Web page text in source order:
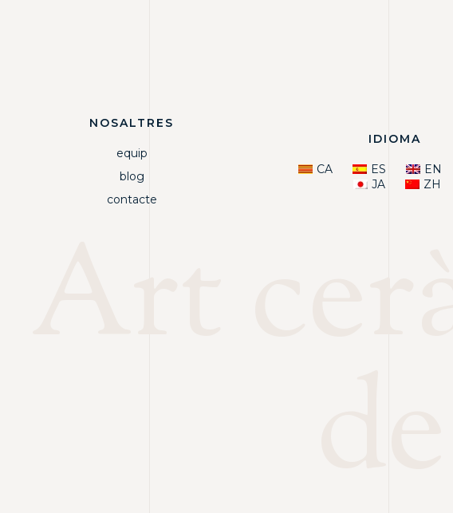
NOSALTRES
equip
blog
contacte
IDIOMA
CA ES EN
JA
ZH
Art